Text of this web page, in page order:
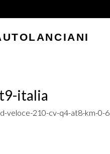
italia
veloce-210-cv-q4-at8-km-0-6